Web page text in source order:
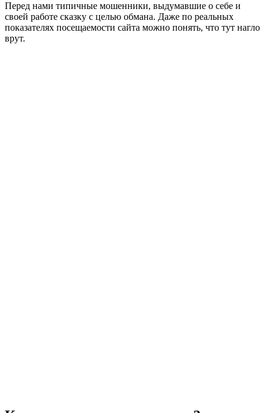
Перед нами типичные мошенники, выдумавшие о себе и
своей работе сказку с целью обмана. Даже по реальных
показателях посещаемости сайта можно понять, что тут нагло
врут.